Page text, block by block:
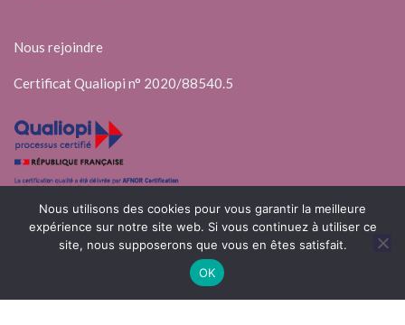
Nous rejoindre
Certificat Qualiopi n° 2020/88540.5
© 2025 Elli’Up – Conseil & Formations
Nous utilisons des cookies pour vous garantir la meilleure
expérience sur notre site web. Si vous continuez à utiliser ce
site, nous supposerons que vous en êtes satisfait.
OK